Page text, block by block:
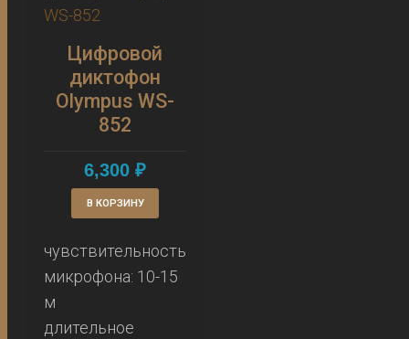
Цифровой
диктофон
Olympus WS-
852
6,300₽
В КОРЗИНУ
чувствительность
микрофона: 10-15
м
длительное